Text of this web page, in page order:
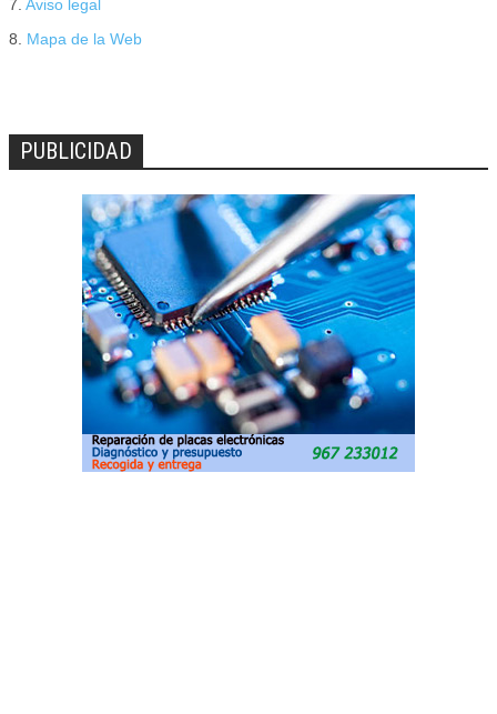
7. Aviso legal
8. Mapa de la Web
PUBLICIDAD